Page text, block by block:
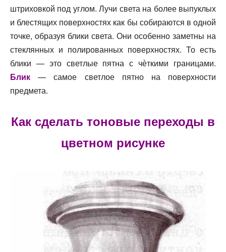
штриховкой под углом. Лучи света на более выпуклых
и блестящих поверхностях как бы собираются в одной
точке, образуя блики света. Они особенно заметны на
стеклянных и полированных поверхностях. То есть
блики — это светлые пятна с чѐткими границами.
Блик — самое светлое пятно на поверхности
предмета.
Как сделать тоновые переходы в
цветном рисунке
книги, декламации. Цель наша —
«возвещать о
Царстве Небесном».
Помогите нам сохранить свободный доступ к